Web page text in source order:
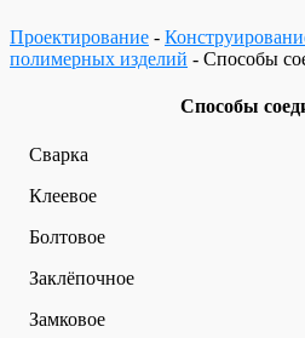
Проектирование -
полимерных изделий - Способы
Способы
Сварка
Клеевое
Болтовое
Заклёпочное
Замковое